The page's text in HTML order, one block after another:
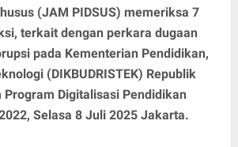
(JAM PIDSUS) memeriksa 7
terkait dengan perkara dugaan
pada Kementerian Pendidikan,
(DIKBUDRISTEK) Republik
Program Digitalisasi Pendidikan
Selasa 8 Juli 2025 Jakarta.